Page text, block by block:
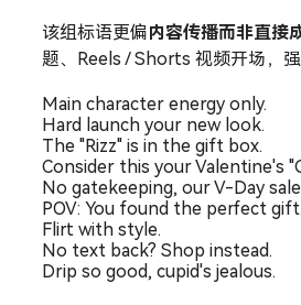
该组标语更偏内容传播而非直接
题、Reels / Shorts 视频开场，
Main character energy only.
Hard launch your new look.
The "Rizz" is in the gift box.
Consider this your Valentine's
No gatekeeping, our V-Day sale
POV: You found the perfect gift.
Flirt with style.
No text back? Shop instead.
Drip so good, cupid's jealous.